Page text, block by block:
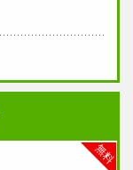
無料